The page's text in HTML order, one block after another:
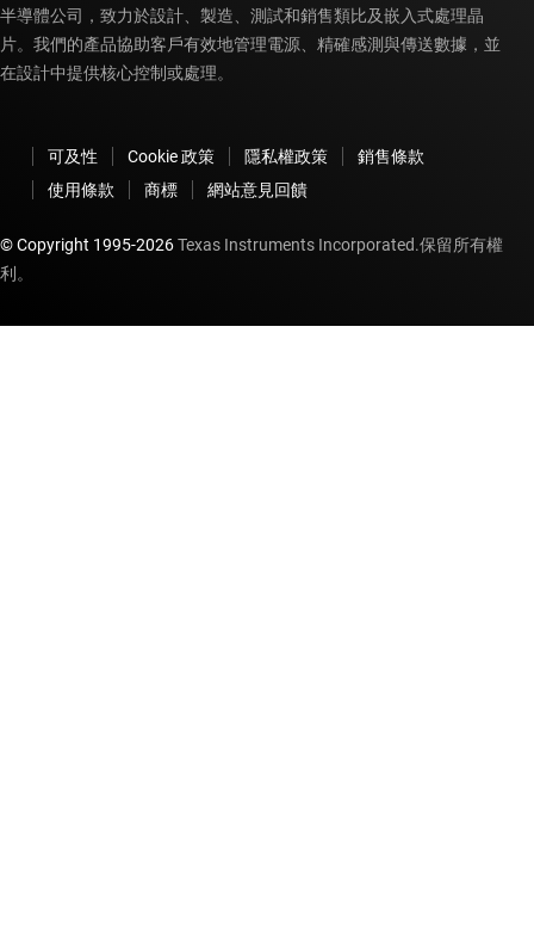
半導體公司，致力於設計、製造、測試和銷售類比及嵌入式處理晶
片。我們的產品協助客戶有效地管理電源、精確感測與傳送數據，並
在設計中提供核心控制或處理。
可及性 Cookie 政策 隱私權政策
銷售條款
使用條款
商標 網站意見回饋
© Copyright 1995-2026Texas Instruments Incorporated.保留所有權
利。